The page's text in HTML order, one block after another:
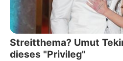
Streitthema? Umut
dieses "Privileg"